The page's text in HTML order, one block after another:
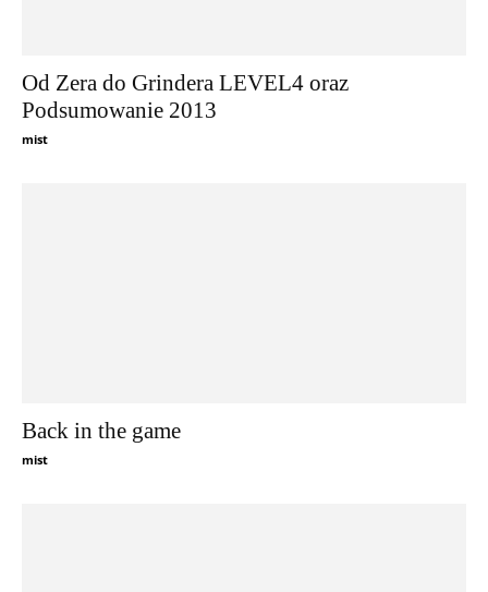
Od Zera do Grindera LEVEL4 oraz
Podsumowanie 2013
mist
Back in the game
mist